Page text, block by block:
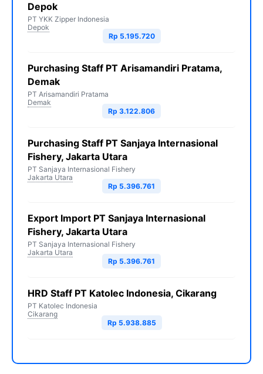
Depok
PT YKK Zipper Indonesia
Depok
Rp 5.195.720
Purchasing Staff PT Arisamandiri Pratama,
Demak
PT Arisamandiri Pratama
Demak
Rp 3.122.806
Purchasing Staff PT Sanjaya Internasional
Fishery, Jakarta Utara
PT Sanjaya Internasional Fishery
Jakarta Utara
Rp 5.396.761
Export Import PT Sanjaya Internasional
Fishery, Jakarta Utara
PT Sanjaya Internasional Fishery
Jakarta Utara
Rp 5.396.761
HRD Staff PT Katolec Indonesia, Cikarang
PT Katolec Indonesia
Cikarang
Rp 5.938.885